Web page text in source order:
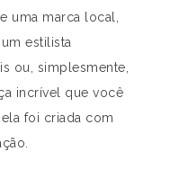
uma marca local,
estilista
ou, simplesmente,
incrível que você
foi criada com